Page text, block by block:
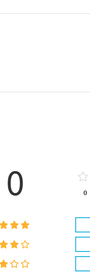
0 0